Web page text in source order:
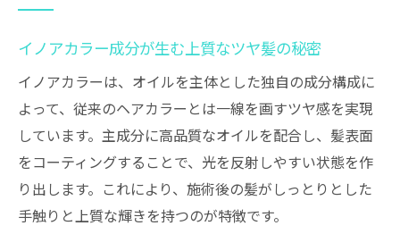
さ
イノアカラーが銀座で注目される理由とは
銀座の美容サロンで選ばれるイノアカラー
の魅力
東京都中央区銀座で体験できるイノアカラ
ーの特長
イノアカラー成分が生む上質なツヤ髪の秘密
イノアカラーは、オイルを主体とした独自の成分構成に
よって、従来のヘアカラーとは一線を画すツヤ感を実現
しています。主成分に高品質なオイルを配合し、髪表面
をコーティングすることで、光を反射しやすい状態を作
り出します。これにより、施術後の髪がしっとりとした
手触りと上質な輝きを持つのが特徴です。